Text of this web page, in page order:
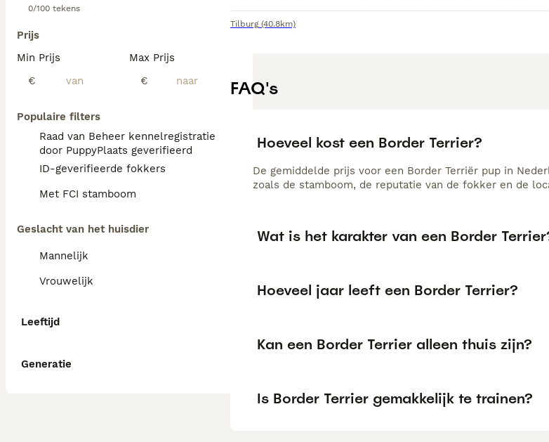
0/100 tekens
Prijs
Min Prijs
€
Max Prijs
€
Populaire filters
Raad van Beheer kennelregistratie
door PuppyPlaats geverifieerd
ID-geverifieerde fokkers
Met FCI stamboom
Geslacht van het huisdier
Mannelijk
Vrouwelijk
Leeftijd
Generatie
Tilburg (40.8km)
FAQ's
Hoeveel kost een Border Terrier?
De gemiddelde prijs voor een Border Terriër pup in
zoals de stamboom, de reputatie van de fokker en de
Wat is het karakter van een Border
Hoeveel jaar leeft een Border Terrier?
Kan een Border Terrier alleen thuis zijn?
Is Border Terrier gemakkelijk te trainen?